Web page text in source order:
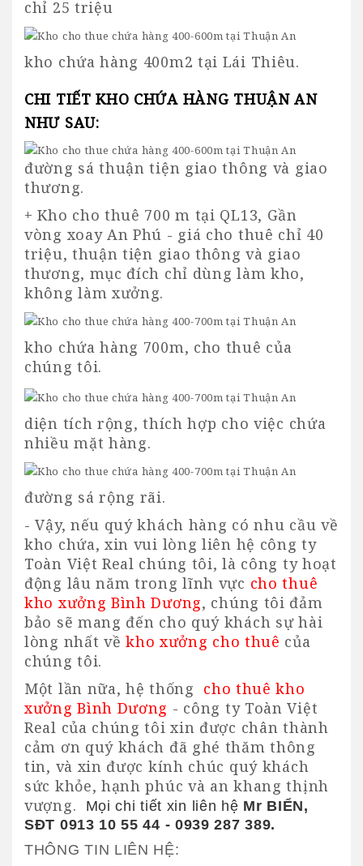
chỉ 25 triệu
kho chứa hàng 400m2 tại Lái Thiêu.
CHI TIẾT KHO CHỨA HÀNG THUẬN AN
NHƯ SAU:
đường sá thuận tiện giao thông và giao
thương.
+ Kho cho thuê 700 m tại QL13, Gần
vòng xoay An Phú - giá cho thuê chỉ 40
triệu, thuận tiện giao thông và giao
thương, mục đích chỉ dùng làm kho,
không làm xưởng.
kho chứa hàng 700m, cho thuê của
chúng tôi.
diện tích rộng, thích hợp cho việc chứa
nhiều mặt hàng.
đường sá rộng rãi.
- Vậy, nếu quý khách hàng có nhu cầu về
kho chứa, xin vui lòng liên hệ công ty
Toàn Việt Real chúng tôi, là công ty hoạt
động lâu năm trong lĩnh vực cho thuê
kho xưởng Bình Dương, chúng tôi đảm
bảo sẽ mang đến cho quý khách sự hài
lòng nhất vềkho xưởng cho thuê của
chúng tôi.
Một lần nữa, hệ thống cho thuê kho
xưởng Bình Dương - công ty Toàn Việt
Real của chúng tôi xin được chân thành
cảm ơn quý khách đã ghé thăm thông
tin, và xin được kính chúc quý khách
sức khỏe, hạnh phúc và an khang thịnh
vượng.
Mọi chi tiết xin liên hệ Mr BIỂN,
SĐT 0913 10 55 44 - 0939 287 389.
THÔNG TIN LIÊN HỆ: